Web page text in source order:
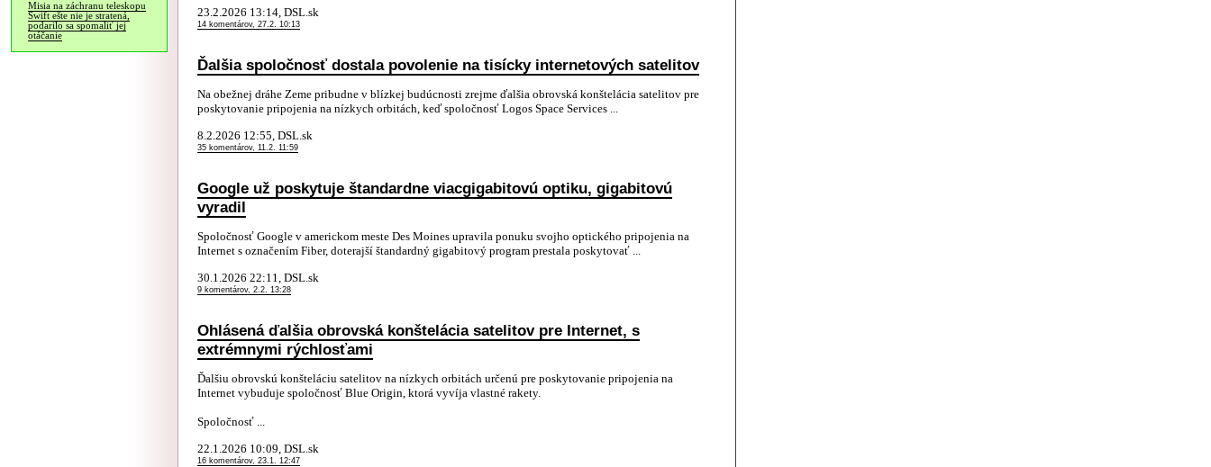
Misia na záchranu teleskopu
Swift ešte nie je stratená,
podarilo sa spomaliť jej
otáčanie
23.2.2026 13:14, DSL.sk
14 komentárov, 27.2. 10:13
Ďalšia spoločnosť dostala povolenie na tisícky internetových satelitov
Na obežnej dráhe Zeme pribudne v blízkej budúcnosti zrejme ďalšia obrovská konštelácia satelitov pre
poskytovanie pripojenia na nízkych orbitách, keď spoločnosť Logos Space Services ...
8.2.2026 12:55, DSL.sk
35 komentárov, 11.2. 11:59
Google už poskytuje štandardne viacgigabitovú optiku, gigabitovú
vyradil
Spoločnosť Google v americkom meste Des Moines upravila ponuku svojho optického pripojenia na
Internet s označením Fiber, doterajší štandardný gigabitový program prestala poskytovať ...
30.1.2026 22:11, DSL.sk
9 komentárov, 2.2. 13:28
Ohlásená ďalšia obrovská konštelácia satelitov pre Internet, s
extrémnymi rýchlosťami
Ďalšiu obrovskú konšteláciu satelitov na nízkych orbitách určenú pre poskytovanie pripojenia na
Internet vybuduje spoločnosť Blue Origin, ktorá vyvíja vlastné rakety.
Spoločnosť ...
22.1.2026 10:09, DSL.sk
16 komentárov, 23.1. 12:47